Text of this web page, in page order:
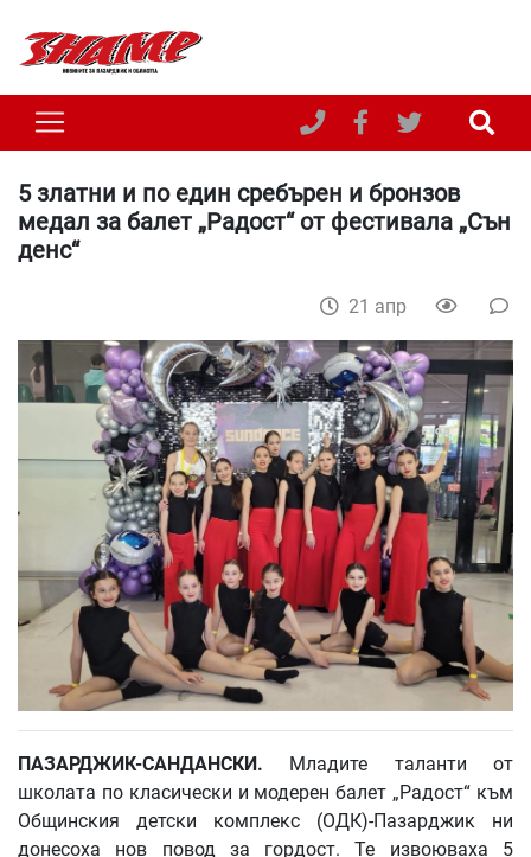
5 златни и по един сребърен и бронзов
медал за балет „Радост“ от фестивала „Сън
денс“
21 апр
ПАЗАРДЖИК-САНДАНСКИ. Младите таланти от
школата по класически и модерен балет „Радост“ към
Общинския детски комплекс (ОДК)-Пазарджик ни
донесоха нов повод за гордост. Те извоюваха 5